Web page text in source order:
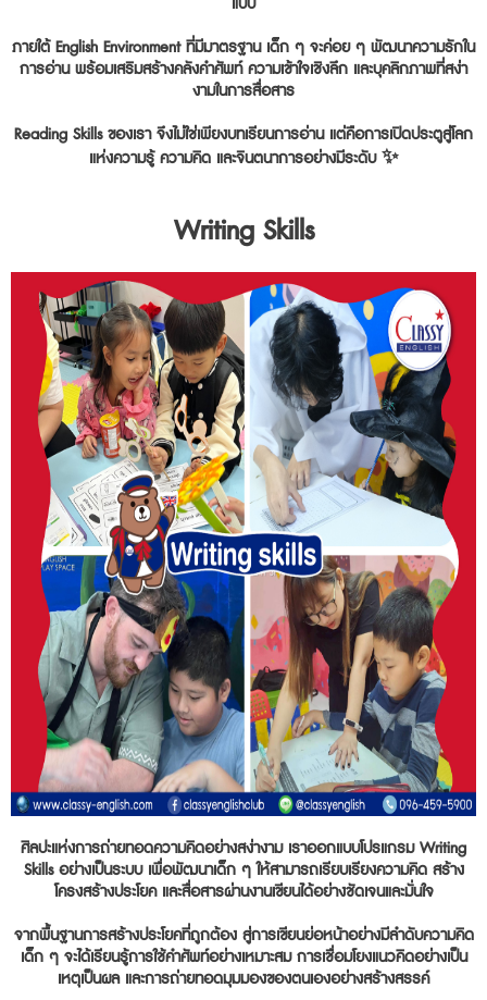
แบบ
ภายใต้ English Environment ที่มีมาตรฐาน เด็ก ๆ จะค่อย ๆ พัฒนาความรักใน
การอ่าน พร้อมเสริมสร้างคลังคำศัพท์ ความเข้าใจเชิงลึก และบุคลิกภาพที่สง่า
งามในการสื่อสาร
Reading Skills ของเรา จึงไม่ใช่เพียงบทเรียนการอ่าน แต่คือการเปิดประตูสู่โลก
แห่งความรู้ ความคิด และจินตนาการอย่างมีระดับ ✨
Writing Skills
ศิลปะแห่งการถ่ายทอดความคิดอย่างสง่างาม เราออกแบบโปรแกรม Writing
Skills อย่างเป็นระบบ เพื่อพัฒนาเด็ก ๆ ให้สามารถเรียบเรียงความคิด สร้าง
โครงสร้างประโยค และสื่อสารผ่านงานเขียนได้อย่างชัดเจนและมั่นใจ
จากพื้นฐานการสร้างประโยคที่ถูกต้อง สู่การเขียนย่อหน้าอย่างมีลำดับความคิด
เด็ก ๆ จะได้เรียนรู้การใช้คำศัพท์อย่างเหมาะสม การเชื่อมโยงแนวคิดอย่างเป็น
เหตุเป็นผล และการถ่ายทอดมุมมองของตนเองอย่างสร้างสรรค์